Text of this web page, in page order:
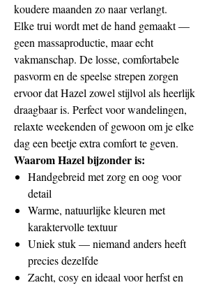
koudere maanden zo naar verlangt.
Elke trui wordt met de hand gemaakt —
geen massaproductie, maar echt
vakmanschap. De losse, comfortabele
pasvorm en de speelse strepen zorgen
ervoor dat Hazel zowel stijlvol als heerlijk
draagbaar is. Perfect voor wandelingen,
relaxte weekenden of gewoon om je elke
dag een beetje extra comfort te geven.
Waarom Hazel bijzonder is:
Handgebreid met zorg en oog voor
detail
Warme, natuurlijke kleuren met
karaktervolle textuur
Uniek stuk — niemand anders heeft
precies dezelfde
Zacht, cosy en ideaal voor herfst en